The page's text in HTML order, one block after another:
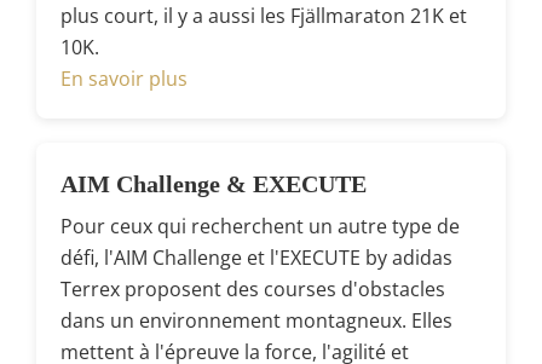
plus court, il y a aussi les Fjällmaraton 21K et
10K.
En savoir plus
AIM Challenge & EXECUTE
Pour ceux qui recherchent un autre type de
défi, l'AIM Challenge et l'EXECUTE by adidas
Terrex proposent des courses d'obstacles
dans un environnement montagneux. Elles
mettent à l'épreuve la force, l'agilité et